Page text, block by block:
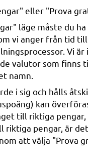
eller "Prova
läge måste du
vi anger från tid till
Vi är
valutor som finns
namn.
i sig och hålls
kan
till riktiga
pengar, är
att välja "Prova